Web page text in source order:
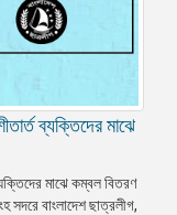
ব্যক্তিদের মাঝে
মাঝে কম্বল বিতরণ
সদরে বাংলাদেশ ছাত্রলীগ,